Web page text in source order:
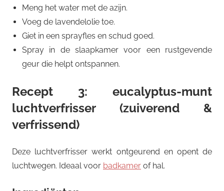
Meng het water met de azijn.
Voeg de lavendelolie toe.
Giet in een sprayfles en schud goed.
Spray in de slaapkamer voor een rustgevende
geur die helpt ontspannen.
Recept 3: eucalyptus-munt
luchtverfrisser (zuiverend &
verfrissend)
Deze luchtverfrisser werkt ontgeurend en opent de
luchtwegen. Ideaal voor badkamer of hal.